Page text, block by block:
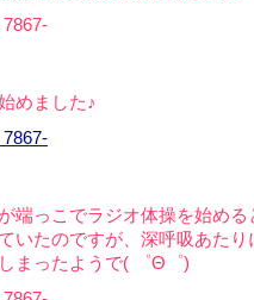
めました♪
端っこでラジオ体操を始める
いたのですが、深呼吸あた
まったようで( ゜Θ゜)